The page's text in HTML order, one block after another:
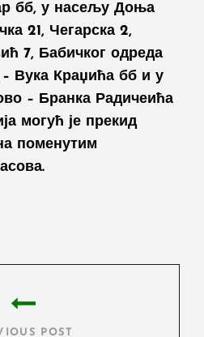
бб, у насељу Доња
21, Чегарска 2,
7, Бабичког одреда
– Вука Краџића бб и у
– Бранка Радичеића
могућ је прекид
поменутим
POST